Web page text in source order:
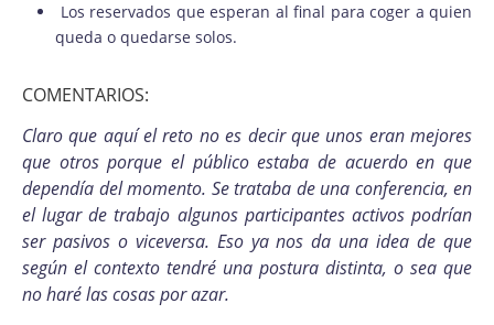
Los reservados que esperan al final para coger a quien
queda o quedarse solos.
COMENTARIOS:
Claro que aquí el reto no es decir que unos eran mejores
que otros porque el público estaba de acuerdo en que
dependía del momento. Se trataba de una conferencia, en
el lugar de trabajo algunos participantes activos podrían
ser pasivos o viceversa. Eso ya nos da una idea de que
según el contexto tendré una postura distinta, o sea que
no haré las cosas por azar.